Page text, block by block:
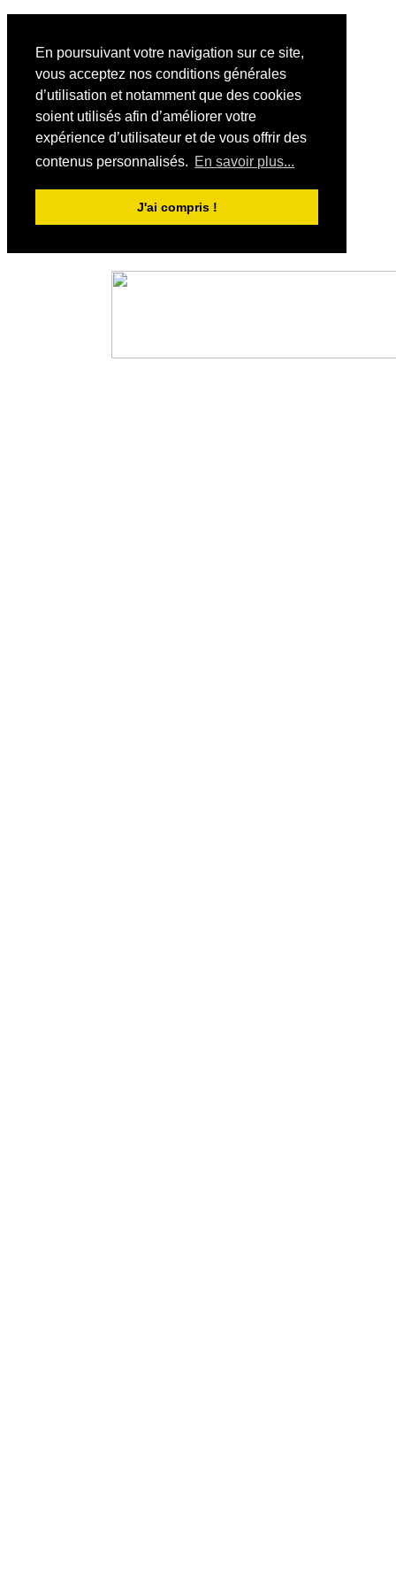
En poursuivant votre navigation sur ce site,
vous acceptez nos conditions générales
d’utilisation et notamment que des cookies
soient utilisés afin d’améliorer votre
expérience d’utilisateur et de vous offrir des
contenus personnalisés. En savoir plus...
J'ai compris !